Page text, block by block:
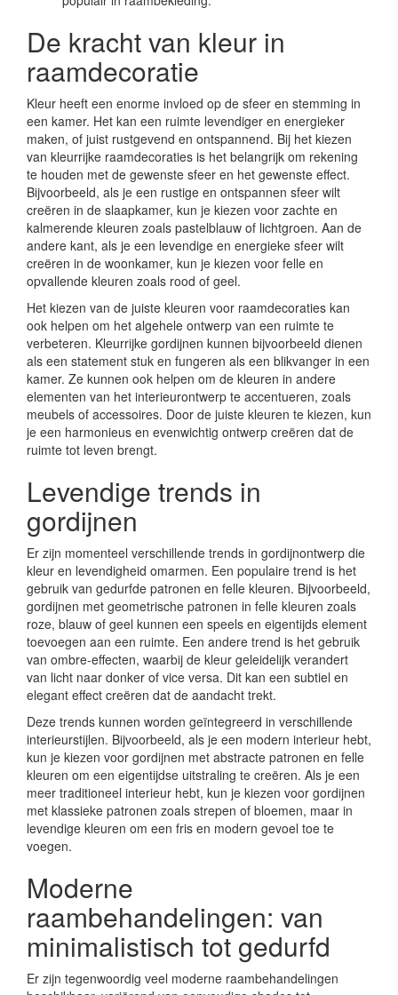
De kracht van kleur in
raamdecoratie
Kleur heeft een enorme invloed op de sfeer en stemming in
een kamer. Het kan een ruimte levendiger en energieker
maken, of juist rustgevend en ontspannend. Bij het kiezen
van kleurrijke raamdecoraties is het belangrijk om rekening
te houden met de gewenste sfeer en het gewenste effect.
Bijvoorbeeld, als je een rustige en ontspannen sfeer wilt
creëren in de slaapkamer, kun je kiezen voor zachte en
kalmerende kleuren zoals pastelblauw of lichtgroen. Aan de
andere kant, als je een levendige en energieke sfeer wilt
creëren in de woonkamer, kun je kiezen voor felle en
opvallende kleuren zoals rood of geel.
Het kiezen van de juiste kleuren voor raamdecoraties kan
ook helpen om het algehele ontwerp van een ruimte te
verbeteren. Kleurrijke gordijnen kunnen bijvoorbeeld dienen
als een statement stuk en fungeren als een blikvanger in een
kamer. Ze kunnen ook helpen om de kleuren in andere
elementen van het interieurontwerp te accentueren, zoals
meubels of accessoires. Door de juiste kleuren te kiezen, kun
je een harmonieus en evenwichtig ontwerp creëren dat de
ruimte tot leven brengt.
Levendige trends in
gordijnen
Er zijn momenteel verschillende trends in gordijnontwerp die
kleur en levendigheid omarmen. Een populaire trend is het
gebruik van gedurfde patronen en felle kleuren. Bijvoorbeeld,
gordijnen met geometrische patronen in felle kleuren zoals
roze, blauw of geel kunnen een speels en eigentijds element
toevoegen aan een ruimte. Een andere trend is het gebruik
van ombre-effecten, waarbij de kleur geleidelijk verandert
van licht naar donker of vice versa. Dit kan een subtiel en
elegant effect creëren dat de aandacht trekt.
Deze trends kunnen worden geïntegreerd in verschillende
interieurstijlen. Bijvoorbeeld, als je een modern interieur hebt,
kun je kiezen voor gordijnen met abstracte patronen en felle
kleuren om een eigentijdse uitstraling te creëren. Als je een
meer traditioneel interieur hebt, kun je kiezen voor gordijnen
met klassieke patronen zoals strepen of bloemen, maar in
levendige kleuren om een fris en modern gevoel toe te
voegen.
Moderne
raambehandelingen: van
minimalistisch tot gedurfd
Er zijn tegenwoordig veel moderne raambehandelingen